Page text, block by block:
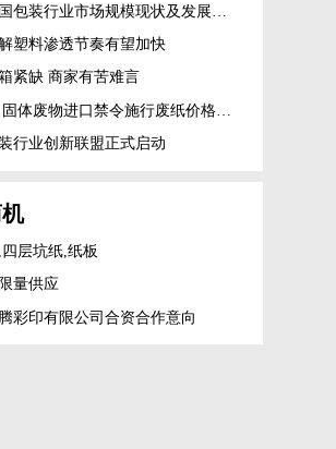
塑料渗透节奏有望加快
紧缺 商家有苦难言
行业创新联盟正式启动
层坑纸,纸板
量供应
彩印有限公司合资合作意向